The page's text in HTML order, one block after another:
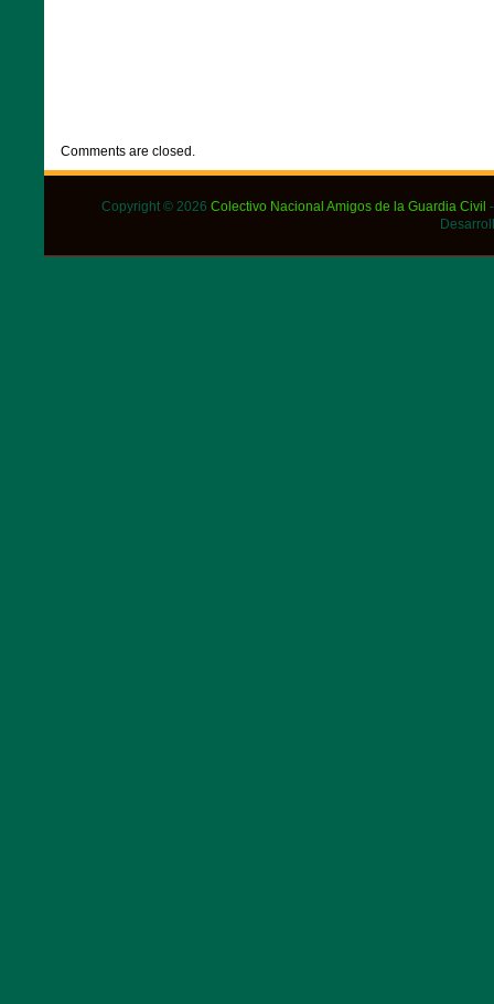
Comments are closed.
Copyright © 2026 Colectivo Nacional Amigos de la Guardia Civil